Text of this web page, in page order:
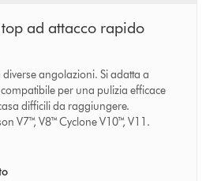
ad attacco rapido
diverse angolazioni. Si adatta a
per una pulizia efficace
difficili da raggiungere.
V7™, V8™ Cyclone V10™, V11.